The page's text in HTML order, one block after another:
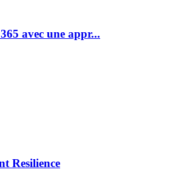
avec une appr...
Resilience